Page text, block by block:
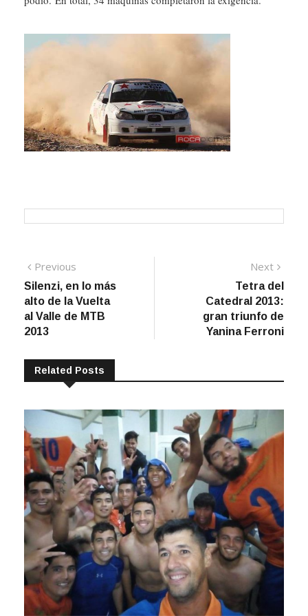
Navegación
de
entradas
Previous
post:
Silenzi, en lo más
alto de la Vuelta
al Valle de MTB
2013
Next
post:
Tetra del
Catedral 2013:
gran triunfo de
Yanina Ferroni
Related Posts